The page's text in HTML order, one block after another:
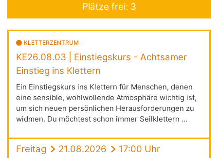
Plätze frei: 3
KLETTERZENTRUM
KE26.08.03 | Einstiegskurs - Achtsamer
Einstieg ins Klettern
Ein Einstiegskurs ins Klettern für Menschen, denen
eine sensible, wohlwollende Atmosphäre wichtig ist,
um sich neuen persönlichen Herausforderungen zu
widmen. Du möchtest schon immer Seilklettern ...
Freitag 21.08.2026
17:00 Uhr